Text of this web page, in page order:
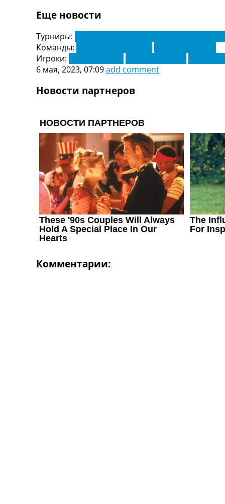
Лига Чемпионов
Англия. Премьер Лига
Другие Турниры >>>
Таблицы
Таблицы групп Чемпионата Мира
Украина. Премьер-Лига
Украина. Первая Лига
Англия. Премьер-Лига
Испания. Ла Лига
Все таблицы >>>
Рейтинги
Рейтинг стран УЕФА
Рейтинг клубов УЕФА
Рейтинг ФИФА
ТВ программа
Еще новости
Турниры:
Команды:
Игроки:
6 мая, 2023, 07:09add comment
Новости партнеров
Комментарии: